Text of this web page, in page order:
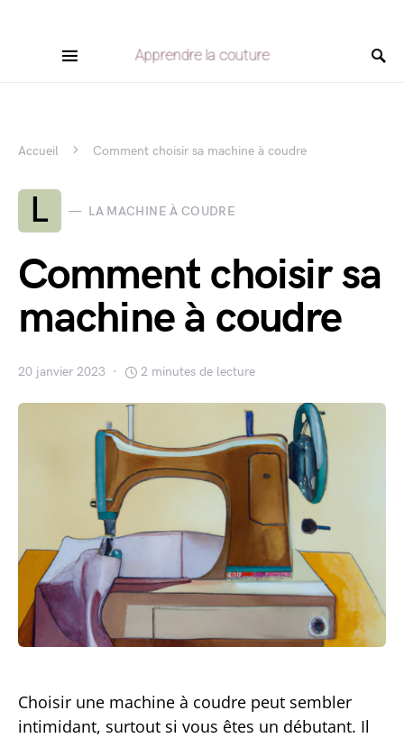
Apprendre la couture
Accueil Comment choisir sa machine à coudre
L LA MACHINE À COUDRE
Comment choisir sa
machine à coudre
20 janvier 2023 2 minutes de lecture
Choisir une machine à coudre peut sembler
intimidant, surtout si vous êtes un débutant. Il